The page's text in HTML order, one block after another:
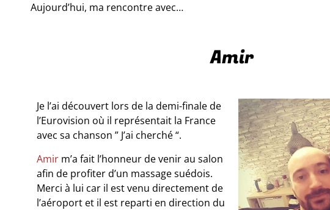
Aujourd’hui, ma rencontre avec…
Amir
Je l’ai découvert lors de la demi-finale de
l’Eurovision où il représentait la France
avec sa chanson ” J’ai cherché “.
Amir m’a fait l’honneur de venir au salon
afin de profiter d’un massage suédois.
Merci à lui car il est venu directement de
l’aéroport et il est reparti en direction du